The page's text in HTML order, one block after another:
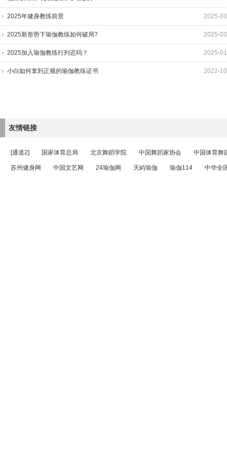
2025年健身教练前景 2025-
2025新形势下瑜伽教练如何破局? 2025-
2025加入瑜伽教练行列迟吗？ 2025-
小白如何拿到正规的瑜伽教练证书 2022-
友情链接
[通道2] 国家体育总局 北京舞蹈学院 中国舞蹈家协会 中国体育舞
苏州健身网 中国文艺网 24瑜伽网 天屿瑜伽 瑜伽114 中华全